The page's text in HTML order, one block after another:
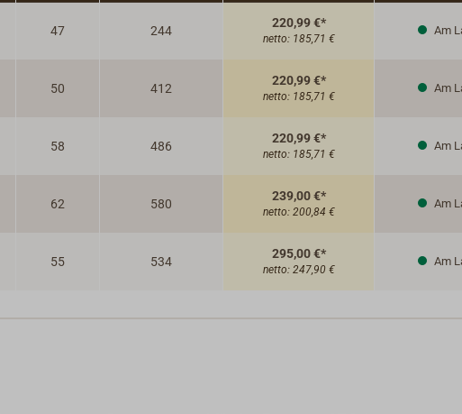
47 244
220,99 €*
netto: 185,71 €
Am
50 412
220,99 €*
netto: 185,71 €
Am
58 486
220,99 €*
netto: 185,71 €
Am
62 580
239,00 €*
netto: 200,84 €
Am
55 534
295,00 €*
netto: 247,90 €
Am